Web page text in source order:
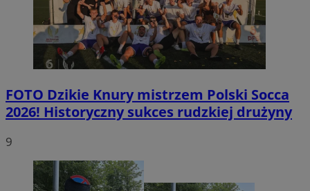
FOTO Dzikie Knury mistrzem Polski Socca
2026! Historyczny sukces rudzkiej drużyny
9